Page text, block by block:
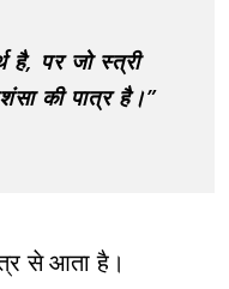
है, पर जो स्त्री
की पात्र है।”
से आता है।